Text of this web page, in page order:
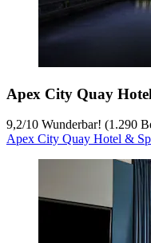
Apex City Quay
9,2/10 Wunderbar! (1.290
Apex City Quay Hotel &